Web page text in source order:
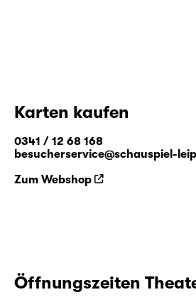
Karten kaufen
0341 / 12 68 168
besucherservice@schauspiel-
Zum Webshop
Öffnungszeiten